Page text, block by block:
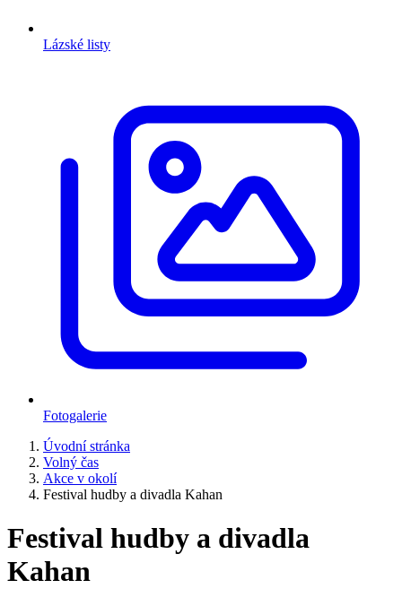
Lázské listy
Fotogalerie
Úvodní stránka
Volný čas
Akce v okolí
Festival hudby a divadla Kahan
Festival hudby a divadla
Kahan